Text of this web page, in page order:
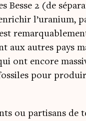
Besse 2 (de
l’uranium,
aux autres pays
ont encore
pour
ou par­ti­sans de